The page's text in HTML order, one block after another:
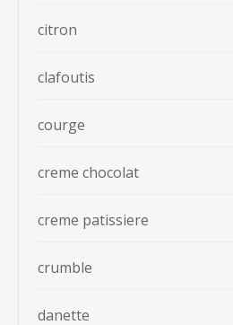
citron
clafoutis
courge
creme chocolat
creme patissiere
crumble
danette